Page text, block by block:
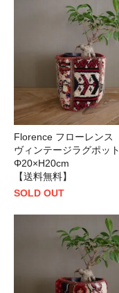
Florence フローレンス
ヴィンテージラグポット
Φ20×H20cm
【送料無料】
SOLD OUT